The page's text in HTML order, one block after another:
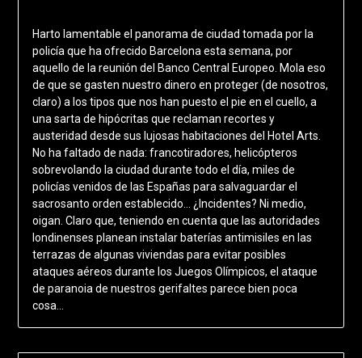
Harto lamentable el panorama de ciudad tomada por la
policía que ha ofrecido Barcelona esta semana, por
aquello de la reunión del Banco Central Europeo. Mola eso
de que se gasten nuestro dinero en proteger (de nosotros,
claro) a los tipos que nos han puesto el pie en el cuello, a
una sarta de hipócritas que reclaman recortes y
austeridad desde sus lujosas habitaciones del Hotel Arts.
No ha faltado de nada: francotiradores, helicópteros
sobrevolando la ciudad durante todo el día, miles de
policías venidos de las Españas para salvaguardar el
sacrosanto orden establecido… ¿Incidentes? Ni medio,
oigan. Claro que, teniendo en cuenta que las autoridades
londinenses planean instalar baterías antimisiles en las
terrazas de algunas viviendas para evitar posibles
ataques aéreos durante los Juegos Olímpicos, el ataque
de paranoia de nuestros gerifaltes parece bien poca
cosa…